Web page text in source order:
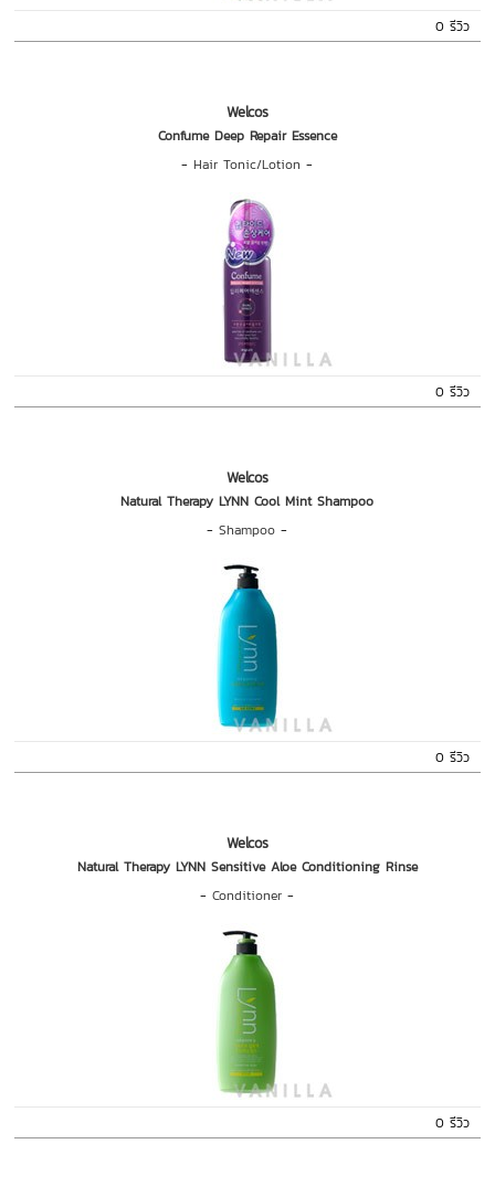
0 รีวิว
Welcos
Confume Deep Repair Essence
-Hair Tonic/Lotion -
0 รีวิว
Welcos
Natural Therapy LYNN Cool Mint Shampoo
-Shampoo -
0 รีวิว
Welcos
Natural Therapy LYNN Sensitive Aloe Conditioning Rinse
-Conditioner -
0 รีวิว